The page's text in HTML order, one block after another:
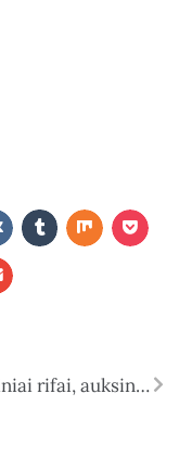
Koraliniai rifai, auksinis smėlis ir prabangūs viešbučiai – kuo traukia Egiptas?